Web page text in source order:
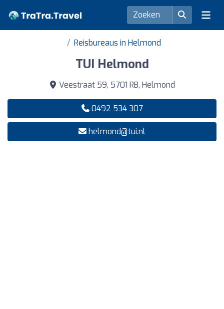
Reisbureaus in Helmond
TUI Helmond
Veestraat 59, 5701 RB, Helmond
0492 534 307
helmond@tui.nl